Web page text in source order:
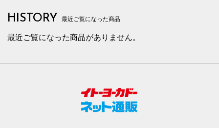
HISTORY 最近ご覧になった商品
最近ご覧になった商品がありません。